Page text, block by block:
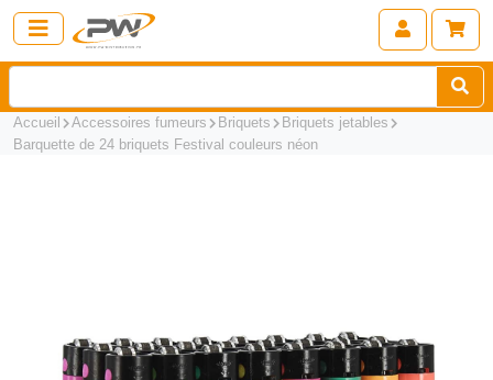
Accueil Accessoires fumeurs Briquets
Briquets jetables
Barquette de 24 briquets Festival couleurs néon